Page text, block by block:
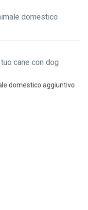
domestico
cane con dog
domestico aggiuntivo